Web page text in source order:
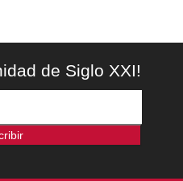
de Siglo XXI!